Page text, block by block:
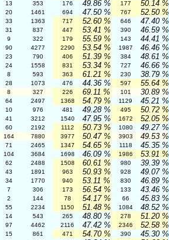
13 353 176 49.86 % 177 50.14 %
20 1461 694 47.50 % 767 52.50 %
33 1363 717 52.60 % 646 47.40 %
31 837 447 53.41 % 390 46.59 %
9 322 179 55.59 % 143 44.41 %
90 4277 2290 53.54 % 1987 46.46 %
23 790 406 51.39 % 384 48.61 %
24 1558 831 53.34 % 727 46.66 %
8 593 363 61.21 % 230 38.79 %
28 1073 476 44.36 % 597 55.64 %
8 327 226 69.11 % 101 30.89 %
64 2497 1368 54.79 % 1129 45.21 %
10 976 481 49.28 % 495 50.72 %
41 3212 1540 47.95 % 1672 52.05 %
60 2192 1112 50.73 % 1080 49.27 %
164 7880 3977 50.47 % 3903 49.53 %
71 2465 1347 54.65 % 1118 45.35 %
104 3684 1698 46.09 % 1986 53.91 %
62 2488 1508 60.61 % 980 39.39 %
43 1891 963 50.93 % 928 49.07 %
34 1770 940 53.11 % 830 46.89 %
7 306 173 56.54 % 133 43.46 %
2 144 78 54.17 % 66 45.83 %
55 2234 1150 51.48 % 1084 48.52 %
14 543 265 48.80 % 278 51.20 %
97 4462 2116 47.42 % 2346 52.58 %
15 861 471 54.70 % 390 45.30 %